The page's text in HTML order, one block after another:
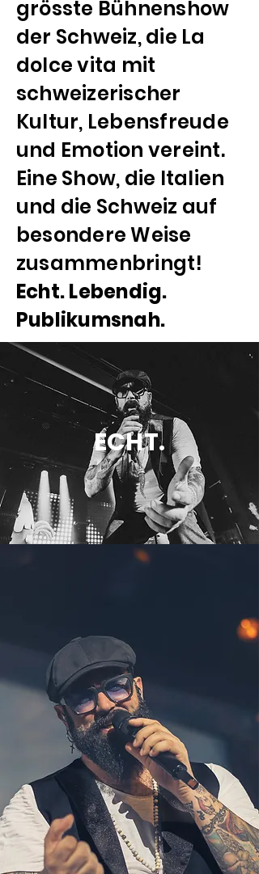
grösste Bühnenshow
der Schweiz, die La
dolce vita mit
schweizerischer
Kultur, Lebensfreude
und Emotion vereint.
Eine Show, die Italien
und die Schweiz auf
besondere Weise
zusammenbringt!
Echt. Lebendig.
Publikumsnah.
ECHT.